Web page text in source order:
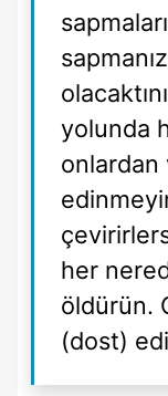
yolunda
onlardan
her
öldürün.
(dost)